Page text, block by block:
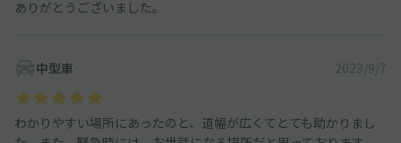
ありがとうございました。
中型車 2023/9/7
わかりやすい場所にあったのと、道幅が広くてとても助かりまし